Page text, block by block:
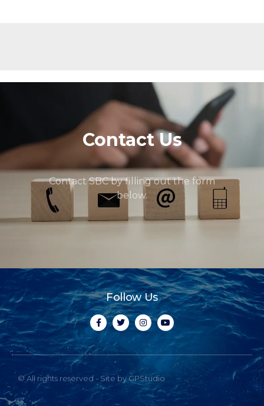
Contact Us
Contact SBC by filling out the form
below.
Follow Us
© All rights reserved - Site by GPStudio